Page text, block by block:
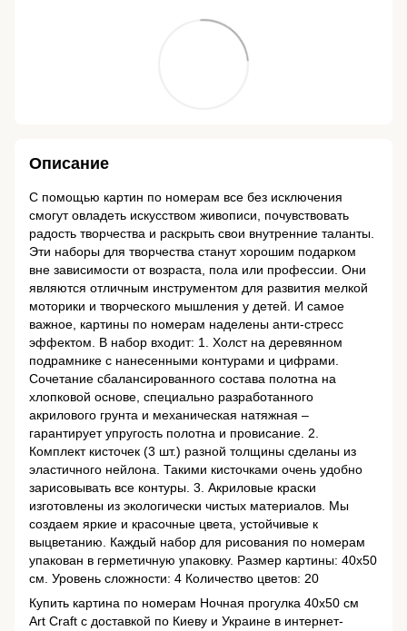
Описание
С помощью картин по номерам все без исключения
смогут овладеть искусством живописи, почувствовать
радость творчества и раскрыть свои внутренние таланты.
Эти наборы для творчества станут хорошим подарком
вне зависимости от возраста, пола или профессии. Они
являются отличным инструментом для развития мелкой
моторики и творческого мышления у детей. И самое
важное, картины по номерам наделены анти-стресс
эффектом. В набор входит: 1. Холст на деревянном
подрамнике с нанесенными контурами и цифрами.
Сочетание сбалансированного состава полотна на
хлопковой основе, специально разработанного
акрилового грунта и механическая натяжная –
гарантирует упругость полотна и провисание. 2.
Комплект кисточек (3 шт.) разной толщины сделаны из
эластичного нейлона. Такими кисточками очень удобно
зарисовывать все контуры. 3. Акриловые краски
изготовлены из экологически чистых материалов. Мы
создаем яркие и красочные цвета, устойчивые к
выцветанию. Каждый набор для рисования по номерам
упакован в герметичную упаковку. Размер картины: 40х50
см. Уровень сложности: 4 Количество цветов: 20
Купить картина по номерам Ночная прогулка 40х50 см
Art Craft с доставкой по Киеву и Украине в интернет-